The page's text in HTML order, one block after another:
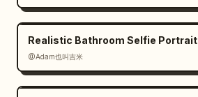
Realistic Bathroom Selfie Portrait
@Adam也叫吉米